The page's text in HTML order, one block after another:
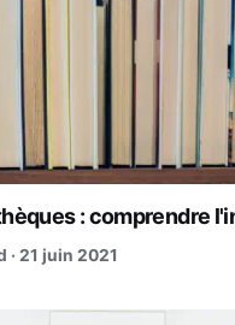
: comprendre
· 21 juin 2021